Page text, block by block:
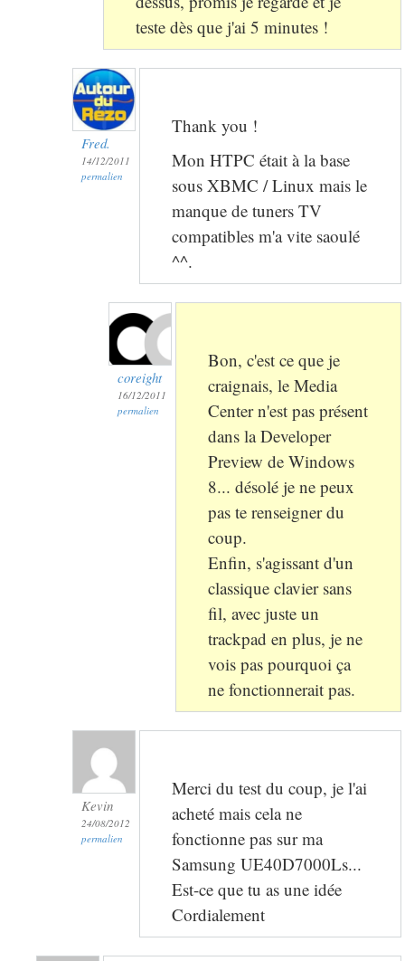
teste dès que j'ai 5 minutes !
Fred.
14/12/2011
permalien
Thank you !
Mon HTPC était à la base
sous XBMC / Linux mais le
manque de tuners TV
compatibles m'a vite saoulé
^^.
coreight
16/12/2011
permalien
Bon, c'est ce que je
craignais, le Media
Center n'est pas présent
dans la Developer
Preview de Windows
8... désolé je ne peux
pas te renseigner du
coup.
Enfin, s'agissant d'un
classique clavier sans
fil, avec juste un
trackpad en plus, je ne
vois pas pourquoi ça
ne fonctionnerait pas.
Kevin
24/08/2012
permalien
Merci du test du coup, je l'ai
acheté mais cela ne
fonctionne pas sur ma
Samsung UE40D7000Ls...
Est-ce que tu as une idée
Cordialement